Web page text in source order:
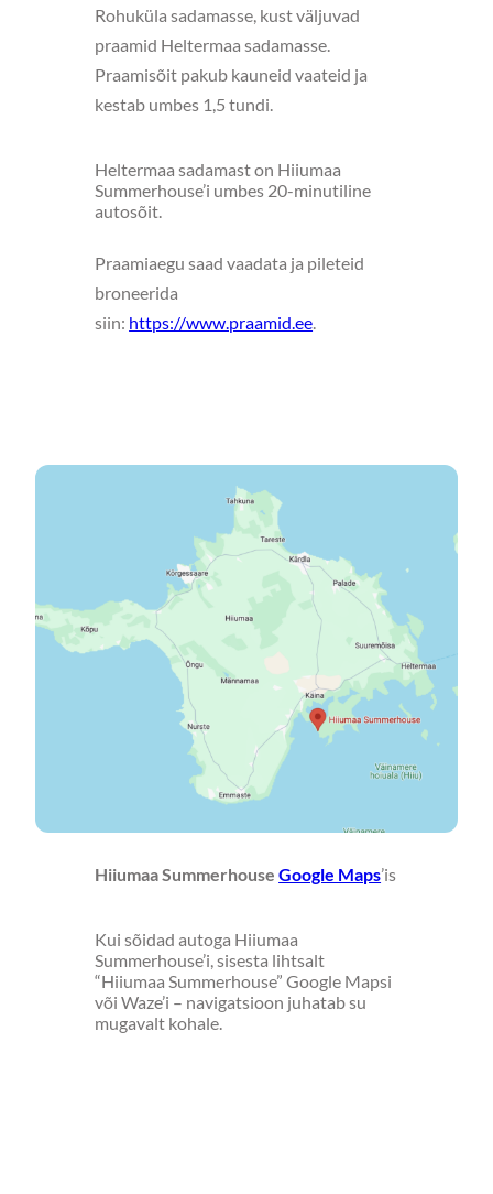
Rohuküla sadamasse, kust väljuvad
praamid Heltermaa sadamasse.
Praamisõit pakub kauneid vaateid ja
kestab umbes 1,5 tundi.
Heltermaa sadamast on Hiiumaa
Summerhouse’i umbes 20-minutiline
autosõit.
Praamiaegu saad vaadata ja pileteid
broneerida
siin: https://www.praamid.ee.
Hiiumaa SummerhouseGoogle Maps’is
Kui sõidad autoga Hiiumaa
Summerhouse’i, sisesta lihtsalt
“Hiiumaa Summerhouse” Google Mapsi
või Waze’i – navigatsioon juhatab su
mugavalt kohale.